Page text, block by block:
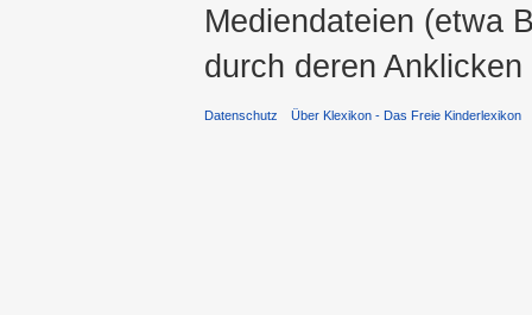
Mediendateien (etwa
durch deren
Datenschutz Über Klexikon - Das Freie Kinderlexikon